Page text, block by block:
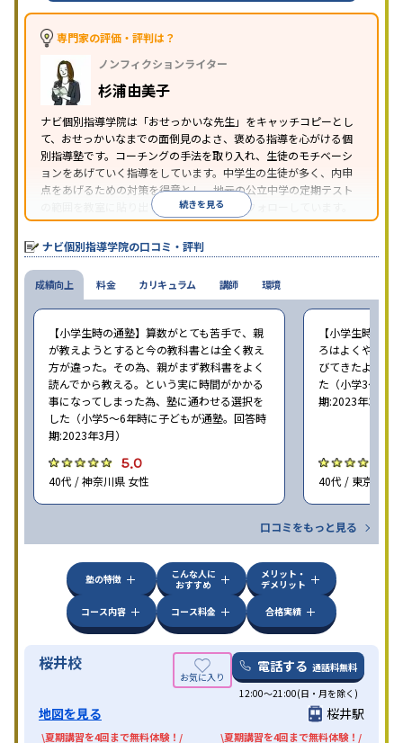
※2023年3月調査。小学校高学年の個別指導塾アンケート調査方法を参
専門家の評価・評判は？
ノンフィクションライター
杉浦由美子
ナビ個別指導学院は「おせっかいな先生」をキャッチコピーとし
て、おせっかいなまでの面倒見のよさ、褒める指導を心がける個
別指導塾です。コーチングの手法を取り入れ、生徒のモチベーシ
ョンをあげていく指導をしています。中学生の生徒が多く、内申
点をあげるための対策を得意とし、地元の公立中学の定期テスト
の範囲を教室に貼り出すなど手厚く学習をフォローしています。
オリジナルテキストを使用しており、特に英語は各教科書に合わ
せたテキストを使った「先取り学習」で理解度を深められます。
続きを見る
ナビ個別指導学院の口コミ・評判
成績向上
【小学生時の通塾】算数がとても苦手で、親
が教えようとすると今の教科書とは全く教え
方が違った。その為、親がまず教科書をよく
読んでから教える。という実に時間がかかる
事になってしまった為、塾に通わせる選択を
した（小学5〜6年時に子どもが通塾。回答時
期:2023年3月）
5.0
40代 / 神奈川県 女性
【小学生時の通
ろはよくやり方
びてきたようで
た（小学3〜6年
期:2023年3月）
40代 / 東京都 女
口コミをもっと見る
料金 カリキュラム 講師 環境
塾の特徴
こんな人に
おすすめ
メリット・
デメリット
コース内容
コース料金 合格実績
桜井校 電話する 通話料無料
12:00～21:00(日・月を除く)
地図を見る 桜井駅
\夏期講習を4回まで無料体験！/ \夏期講習を4回まで無料体験！/